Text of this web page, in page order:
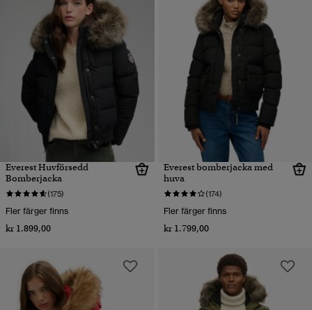
Everest Huvförsedd
Bomberjacka
(175)
Fler färger finns
kr 1.899,00
Everest bomberjacka med
huva
(174)
Fler färger finns
kr 1.799,00